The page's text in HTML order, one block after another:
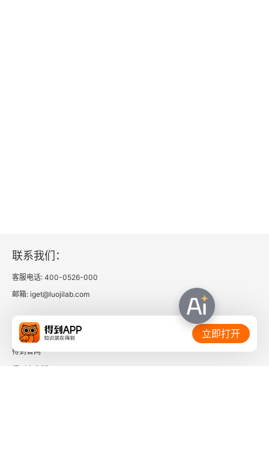
联系我们：
客服电话: 400-0526-000
邮箱: iget@luojilab.com
相关链接：
得到官网
立即打开